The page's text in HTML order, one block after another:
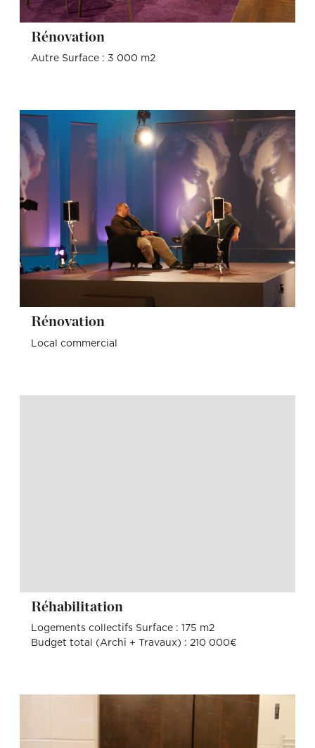
Rénovation
Autre Surface : 3 000 m2
Rénovation
Local commercial
Réhabilitation
Logements collectifs Surface : 175 m2
Budget total (Archi + Travaux) : 210 000€